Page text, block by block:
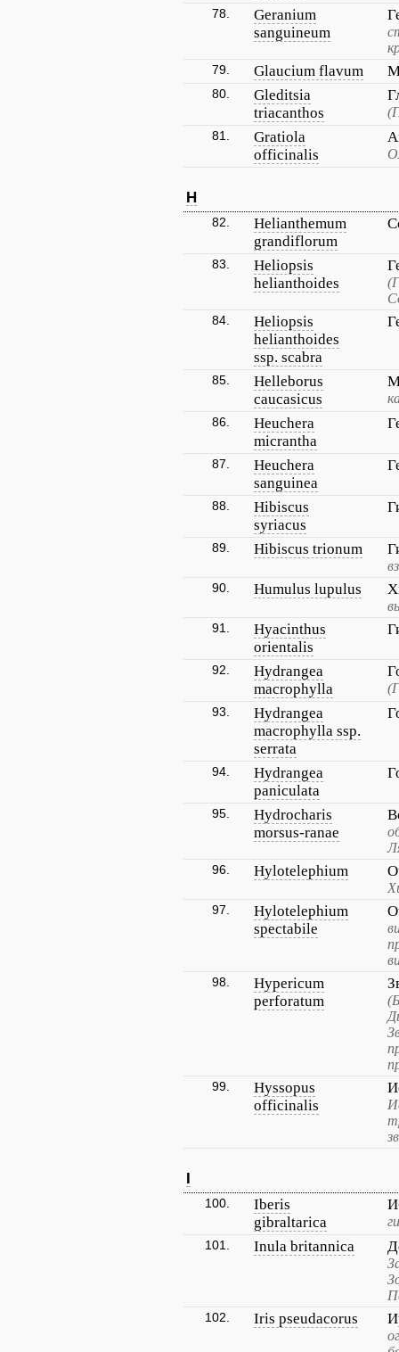
78.
Geranium
sanguineum
79. Glaucium flavum
80.
Gleditsia
triacanthos
81.
Gratiola
officinalis
H
82.
Helianthemum
grandiflorum
83.
Heliopsis
helianthoides
84.
Heliopsis
helianthoides
ssp. scabra
85.
Helleborus
caucasicus
86.
Heuchera
micrantha
87.
Heuchera
sanguinea
88.
Hibiscus
syriacus
89. Hibiscus trionum
90. Humulus lupulus
91.
Hyacinthus
orientalis
92.
Hydrangea
macrophylla
93.
Hydrangea
macrophylla ssp.
serrata
94.
Hydrangea
paniculata
95.
Hydrocharis
morsus-ranae
96. Hylotelephium
97.
Hylotelephium
spectabile
98.
Hypericum
perforatum
99.
Hyssopus
officinalis
I
100.
Iberis
gibraltarica
101. Inula britannica
102. Iris pseudacorus